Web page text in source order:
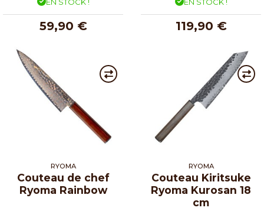
59,90 € 119,90 €
RYOMA
Couteau de chef
Ryoma Rainbow
RYOMA
Couteau Kiritsuke
Ryoma Kurosan 18
cm